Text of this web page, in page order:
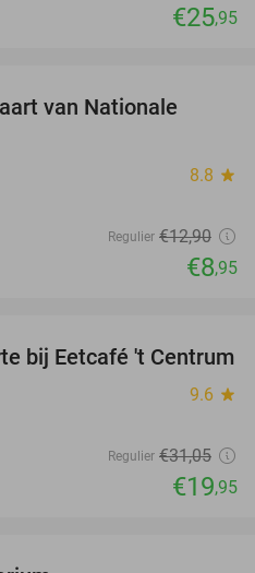
€25,95
van Nationale
8.8 star
Regulier €12,90
€8,95
36%
bij Eetcafé 't Centrum
9.6 star
Regulier €31,05
€19,95